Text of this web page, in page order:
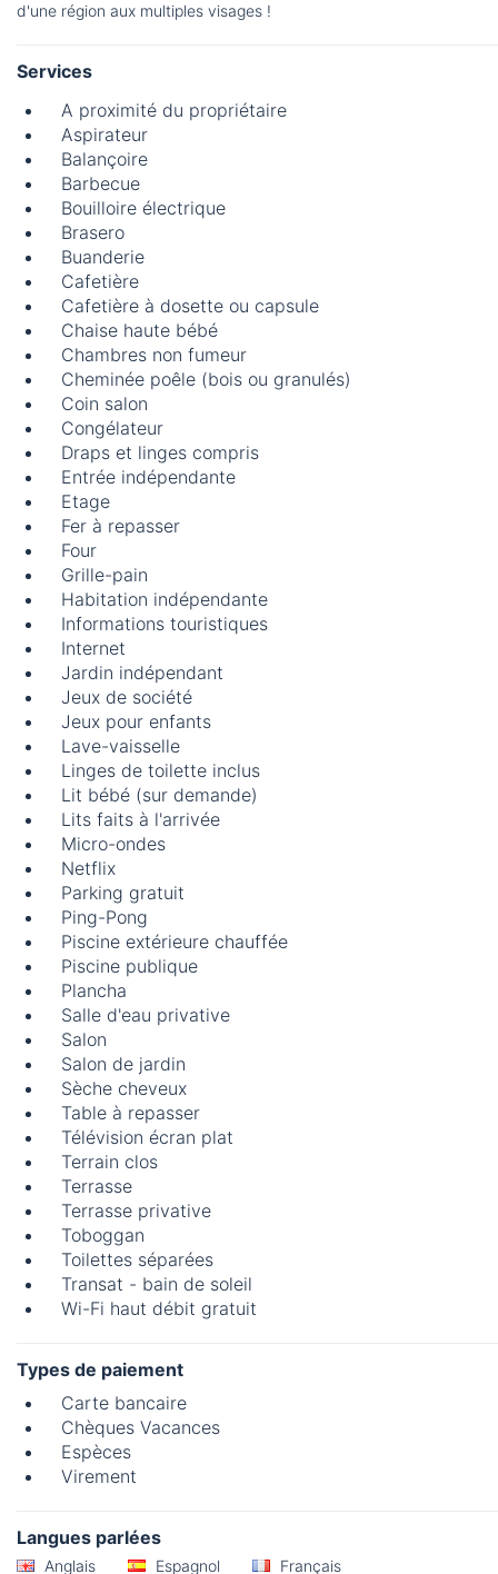
d'une région aux multiples visages !
Services
A proximité du propriétaire
Aspirateur
Balançoire
Barbecue
Bouilloire électrique
Brasero
Buanderie
Cafetière
Cafetière à dosette ou capsule
Chaise haute bébé
Chambres non fumeur
Cheminée poêle (bois ou granulés)
Coin salon
Congélateur
Draps et linges compris
Entrée indépendante
Etage
Fer à repasser
Four
Grille-pain
Habitation indépendante
Informations touristiques
Internet
Jardin indépendant
Jeux de société
Jeux pour enfants
Lave-vaisselle
Linges de toilette inclus
Lit bébé (sur demande)
Lits faits à l'arrivée
Micro-ondes
Netflix
Parking gratuit
Ping-Pong
Piscine extérieure chauffée
Piscine publique
Plancha
Salle d'eau privative
Salon
Salon de jardin
Sèche cheveux
Table à repasser
Télévision écran plat
Terrain clos
Terrasse
Terrasse privative
Toboggan
Toilettes séparées
Transat - bain de soleil
Wi-Fi haut débit gratuit
Types de paiement
Carte bancaire
Chèques Vacances
Espèces
Virement
Langues parlées
Anglais Espagnol Français